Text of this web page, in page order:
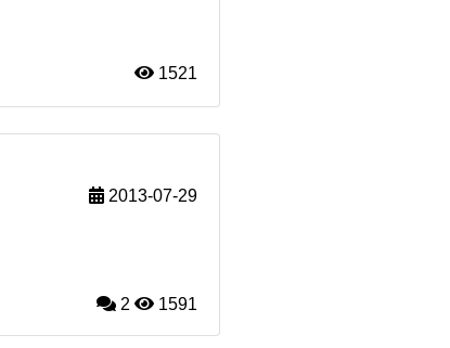
1521
2013-07-29
2 1591